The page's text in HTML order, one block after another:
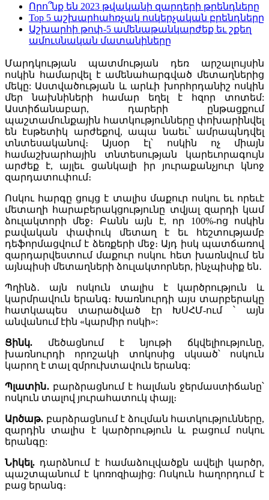
Որո՞նք են 2023 թվականի զարդերի թրենդները
Top 5 աշխարհահռչակ ոսկերչական բրենդները
Աշխարհի թոփ-5 ամենաթանկարժեք եւ շքեղ
ամուսնական մատանիները
Մարդկության պատմության դեռ արշալույսին
ոսկին համարվել է ամենահարգված մետաղներից
մեկը: Աստվածության և արևի խորհրդանիշ ոսկին
մեր նախնիների համար եղել է հզոր տոտեմ:
Աստիճանաբար, դարերի ընթացքում
պաշտամունքային հատկությունները փոխարինվել
են էսթետիկ արժեքով, ապա նաեւ՝ ամրապնդվել
տնտեսականով։ Այսօր էլ՝ ոսկին ոչ միայն
համաշխարհային տնտեսության կարեւորագույն
արժեք է, այլեւ ցանկալի իր յուրաքանչյուր կնոջ
զարդատուփում։
Ոսկու հարգը ցույց է տալիս մաքուր ոսկու եւ որեւէ
մետաղի հարաբերակցությունը տվյալ զարդի կամ
ձուլակտորի մեջ։ Բանն այն է, որ 100%-ոց ոսկին
բավական փափուկ մետաղ է եւ հեշտությամբ
դեֆորմացվում է ձեռքերի մեջ։ Այդ իսկ պատճառով
զարդարվեստում մաքուր ոսկու հետ խառնվում են
այնպիսի մետաղների ձուլակտորներ, ինչպիսիք են․
Պղինձ․ այն ոսկուն տալիս է կարծրություն և
կարմրավուն երանգ։ Խառնուրդի այս տարբերակը
հատկապես տարածված էր ԽՍՀՄ-ում ՝ այն
անվանում էին «կարմիր ոսկի»:
Ցինկ. մեծացնում է նյութի ճկվելիությունը,
խառնուրդի որոշակի տոկոսից սկսած՝ ոսկուն
կարող է տալ զմրուխտավուն երանգ:
Պլատին․ բարձրացնում է հալման ջերմաստիճանը՝
ոսկուն տալով յուրահատուկ փայլ։
Արծաթ. բարձրացնում է ձուլման հատկությունները,
զարդին տալիս է կարծրություն և բացում ոսկու
երանգը:
Նիկել. դարձնում է համաձուլվածքն ավելի կարծր,
պաշտպանում է կոռոզիայից: Ոսկուն հաղորդում է
բաց երանգ։